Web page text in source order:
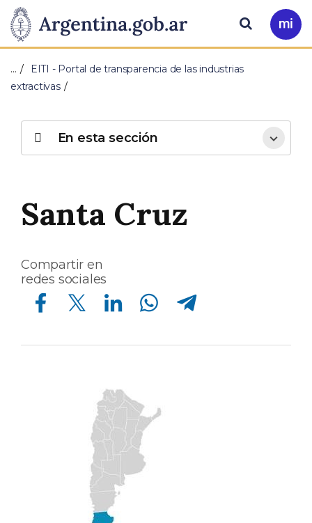
Presidencia
de
la
Nación
Pasar al contenido principal
Ir
a
Buscar
…
EITI - Portal de transparencia de las industrias
extractivas
Santa Cruz
Compartir en
redes sociales
Compartir en Facebook Compartir en Twitter Compartir en Linkedin Compartir en Whatsapp Compartir en Telegram
En esta sección